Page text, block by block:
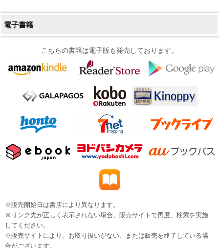
電子書籍
こちらの書籍は電子版も発売しております。
※販売開始日は書店により異なります。
※リンク先が正しく表示されない場合、販売サイトで再度、検索を実施
してください。
※販売サイトにより、お取り扱いがない、または販売を終了している場
合がございます。